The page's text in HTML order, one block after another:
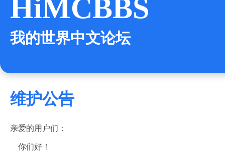
HiMCBBS
我的世界中文论坛
维护公告
亲爱的用户们：
你们好！